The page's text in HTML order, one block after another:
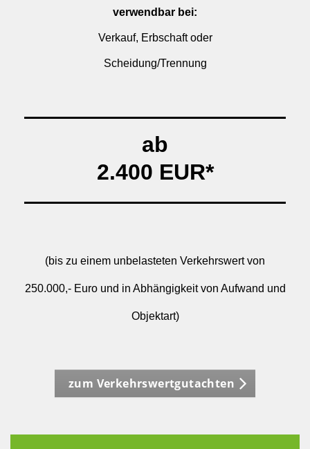
verwendbar bei:
Verkauf, Erbschaft oder
Scheidung/Trennung
ab
2.400 EUR*
(bis zu einem unbelasteten Verkehrswert von
250.000,- Euro und in Abhängigkeit von Aufwand und
Objektart)
zum Verkehrswertgutachten